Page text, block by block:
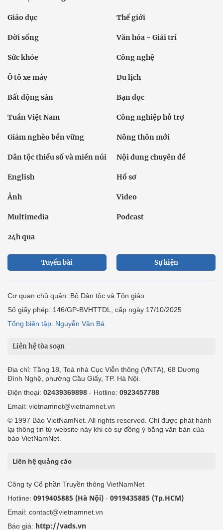
Giáo dục Thế giới
Đời sống Văn hóa - Giải trí
Sức khỏe Công nghệ
Ô tô xe máy Du lịch
Bất động sản Bạn đọc
Tuần Việt Nam Công nghiệp hỗ trợ
Giảm nghèo bền vững Nông thôn mới
Dân tộc thiểu số và miền núi Nội dung chuyên đề
English Hồ sơ
Ảnh Video
Multimedia Podcast
24h qua
Tuyến bài Sự kiện
Cơ quan chủ quản: Bộ Dân tộc và Tôn giáo
Số giấy phép: 146/GP-BVHTTDL, cấp ngày 17/10/2025
Tổng biên tập: Nguyễn Văn Bá
Liên hệ tòa soạn
Địa chỉ: Tầng 18, Toà nhà Cục Viễn thông (VNTA), 68 Dương
Đình Nghệ, phường Cầu Giấy, TP. Hà Nội.
Điện thoại: 02439369898 - Hotline: 0923457788
Email: vietnamnet@vietnamnet.vn
© 1997 Báo VietNamNet. All rights reserved. Chỉ được phát hành
lại thông tin từ website này khi có sự đồng ý bằng văn bản của
báo VietNamNet.
Liên hệ quảng cáo
Công ty Cổ phần Truyền thông VietNamNet
Hotline: 0919405885 (Hà Nội) - 0919435885 (Tp.HCM)
Email: contact@vietnamnet.vn
Báo giá: http://vads.vn